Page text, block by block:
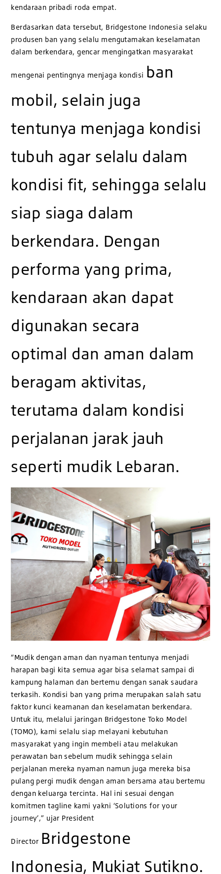
kendaraan pribadi roda empat.
Berdasarkan data tersebut, Bridgestone Indonesia selaku
produsen ban yang selalu mengutamakan keselamatan
dalam berkendara, gencar mengingatkan masyarakat
mengenai pentingnya menjaga kondisi ban
mobil, selain juga
tentunya menjaga kondisi
tubuh agar selalu dalam
kondisi fit, sehingga selalu
siap siaga dalam
berkendara. Dengan
performa yang prima,
kendaraan akan dapat
digunakan secara
optimal dan aman dalam
beragam aktivitas,
terutama dalam kondisi
perjalanan jarak jauh
seperti mudik Lebaran.
“Mudik dengan aman dan nyaman tentunya menjadi
harapan bagi kita semua agar bisa selamat sampai di
kampung halaman dan bertemu dengan sanak saudara
terkasih. Kondisi ban yang prima merupakan salah satu
faktor kunci keamanan dan keselamatan berkendara.
Untuk itu, melalui jaringan Bridgestone Toko Model
(TOMO), kami selalu siap melayani kebutuhan
masyarakat yang ingin membeli atau melakukan
perawatan ban sebelum mudik sehingga selain
perjalanan mereka nyaman namun juga mereka bisa
pulang pergi mudik dengan aman bersama atau bertemu
dengan keluarga tercinta. Hal ini sesuai dengan
komitmen tagline kami yakni ‘Solutions for your
journey’,” ujar President
Director Bridgestone
Indonesia, Mukiat Sutikno.